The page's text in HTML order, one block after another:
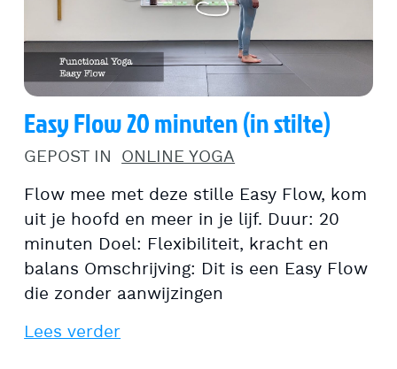
Easy Flow 20 minuten (in stilte)
GEPOST IN ONLINE YOGA
Flow mee met deze stille Easy Flow, kom
uit je hoofd en meer in je lijf. Duur: 20
minuten Doel: Flexibiliteit, kracht en
balans Omschrijving: Dit is een Easy Flow
die zonder aanwijzingen
Lees verder